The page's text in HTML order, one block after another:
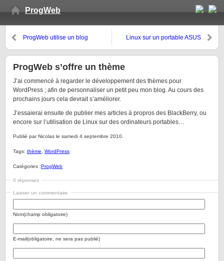
ProgWeb
ProgWeb utilise un blog
Linux sur un portable ASUS
ProgWeb s’offre un thème
J’ai commencé à regarder le développement des thèmes pour
WordPress ; afin de personnaliser un petit peu mon blog. Au cours des
prochains jours cela devrait s’améliorer.
J’essaierai ensuite de publier mes articles à propros des BlackBerry, ou
encore sur l’utilisation de Linux sur des ordinateurs portables…
Publié par Nicolas le samedi 4 septembre 2010.
Tags: thème WordPress
Catégories :ProgWeb
0 réponses
Laisser un commentaire
Nom(champ obligatoire)
E-mail(obligatoire, ne sera pas publié)